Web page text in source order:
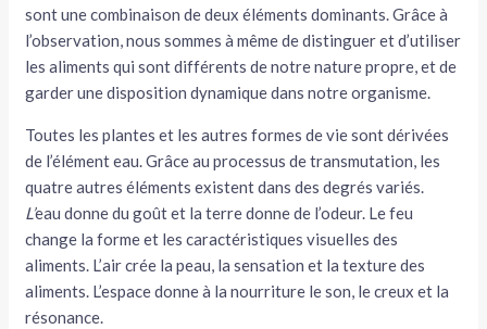
sont une combinaison de deux éléments dominants. Grâce à
l’observation, nous sommes à même de distinguer et d’utiliser
les aliments qui sont différents de notre nature propre, et de
garder une disposition dynamique dans notre organisme.
Toutes les plantes et les autres formes de vie sont dérivées
de l’élément eau. Grâce au processus de transmutation, les
quatre autres éléments existent dans des degrés variés.
L’eau donne du goût et la terre donne de l’odeur. Le feu
change la forme et les caractéristiques visuelles des
aliments. L’air crée la peau, la sensation et la texture des
aliments. L’espace donne à la nourriture le son, le creux et la
résonance.